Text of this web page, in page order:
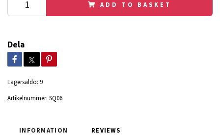
ADD TO BASKET
Dela
Lagersaldo: 9
Artikelnummer: SQ06
INFORMATION REVIEWS